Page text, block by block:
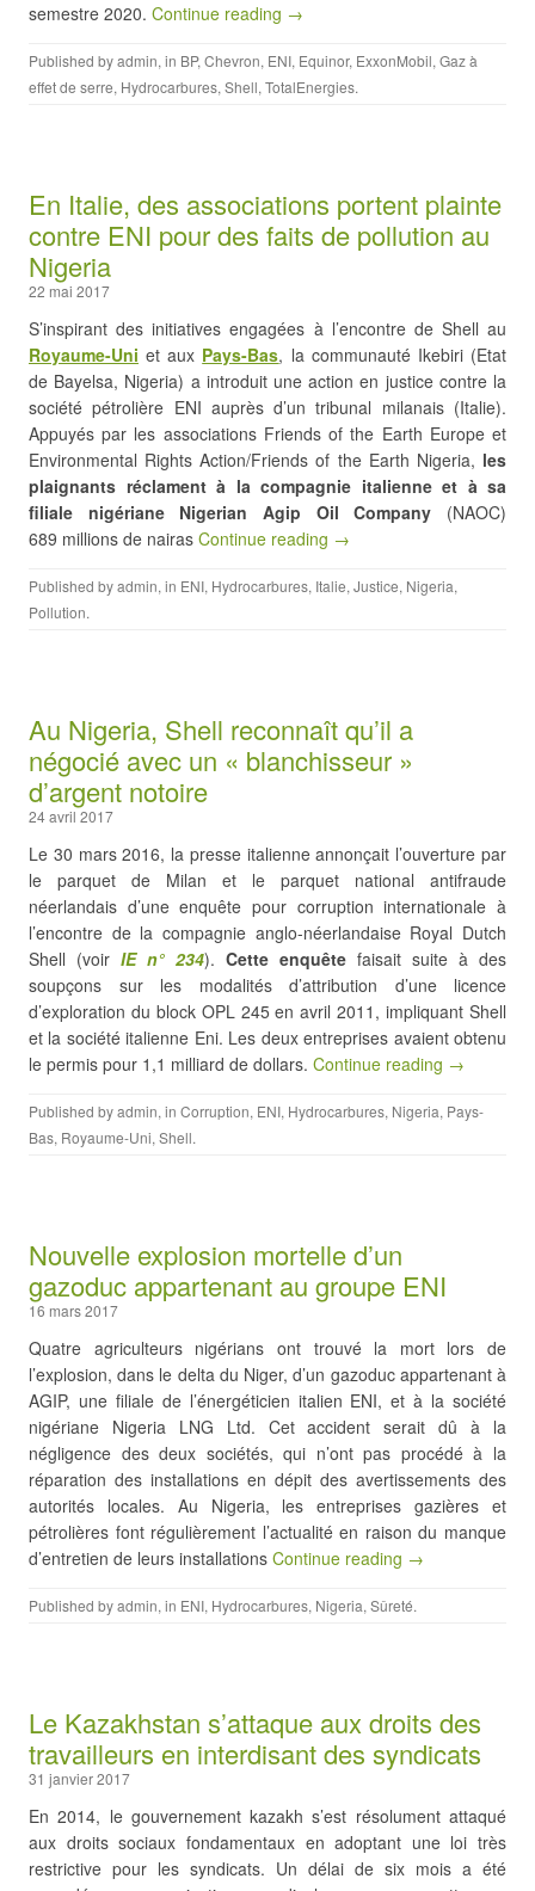
semestre 2020. Continue reading →
Published byadmin, in BP, Chevron, ENI, Equinor, ExxonMobil, Gaz à
effet de serre, Hydrocarbures, Shell, TotalEnergies.
En Italie, des associations portent plainte
contre ENI pour des faits de pollution au
Nigeria
22 mai 2017
S’inspirant des initiatives engagées à l’encontre de Shell au
Royaume-Uni et aux Pays-Bas, la communauté Ikebiri (Etat
de Bayelsa, Nigeria) a introduit une action en justice contre la
société pétrolière ENI auprès d’un tribunal milanais (Italie).
Appuyés par les associations Friends of the Earth Europe et
Environmental Rights Action/Friends of the Earth Nigeria, les
plaignants réclament à la compagnie italienne et à sa
filiale nigériane Nigerian Agip Oil Company (NAOC)
689 millions de nairas Continue reading →
Published byadmin, in ENI, Hydrocarbures, Italie, Justice, Nigeria,
Pollution.
Au Nigeria, Shell reconnaît qu’il a
négocié avec un « blanchisseur »
d’argent notoire
24 avril 2017
Le 30 mars 2016, la presse italienne annonçait l’ouverture par
le parquet de Milan et le parquet national antifraude
néerlandais d’une enquête pour corruption internationale à
l’encontre de la compagnie anglo-néerlandaise Royal Dutch
Shell (voir IE n° 234). Cette enquête faisait suite à des
soupçons sur les modalités d’attribution d’une licence
d’exploration du block OPL 245 en avril 2011, impliquant Shell
et la société italienne Eni. Les deux entreprises avaient obtenu
le permis pour 1,1 milliard de dollars. Continue reading →
Published byadmin, in Corruption, ENI, Hydrocarbures, Nigeria, Pays-
Bas, Royaume-Uni, Shell.
Nouvelle explosion mortelle d’un
gazoduc appartenant au groupe ENI
16 mars 2017
Quatre agriculteurs nigérians ont trouvé la mort lors de
l’explosion, dans le delta du Niger, d’un gazoduc appartenant à
AGIP, une filiale de l’énergéticien italien ENI, et à la société
nigériane Nigeria LNG Ltd. Cet accident serait dû à la
négligence des deux sociétés, qui n’ont pas procédé à la
réparation des installations en dépit des avertissements des
autorités locales. Au Nigeria, les entreprises gazières et
pétrolières font régulièrement l’actualité en raison du manque
d’entretien de leurs installations Continue reading →
Published byadmin, in ENI, Hydrocarbures, Nigeria, Sûreté.
Le Kazakhstan s’attaque aux droits des
travailleurs en interdisant des syndicats
31 janvier 2017
En 2014, le gouvernement kazakh s’est résolument attaqué
aux droits sociaux fondamentaux en adoptant une loi très
restrictive pour les syndicats. Un délai de six mois a été